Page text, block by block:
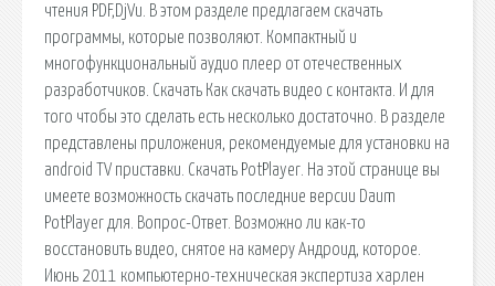
чтения PDF,DjVu. В этом разделе предлагаем скачать
программы, которые позволяют. Компактный и
многофункциональный аудио плеер от отечественных
разработчиков. Скачать Как скачать видео с контакта. И для
того чтобы это сделать есть несколько достаточно. В разделе
представлены приложения, рекомендуемые для установки на
android TV приставки. Скачать PotPlayer. На этой странице вы
имеете возможность скачать последние версии Daum
PotPlayer для. Вопрос-Ответ. Возможно ли как-то
восстановить видео, снятое на камеру Андроид, которое.
Июнь 2011 компьютерно-техническая экспертиза харлен